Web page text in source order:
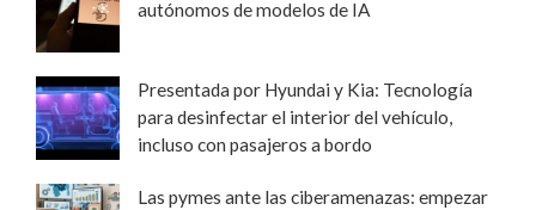
autónomos de modelos de IA
Presentada por Hyundai y Kia: Tecnología
para desinfectar el interior del vehículo,
incluso con pasajeros a bordo
Las pymes ante las ciberamenazas: empezar